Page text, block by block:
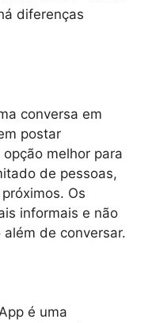
diferenças
conversa em
postar
melhor para
de pessoas,
Os
informais e não
de conversar.
é uma